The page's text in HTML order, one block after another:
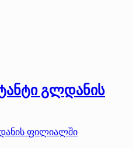
გლდანის
ფილიალში